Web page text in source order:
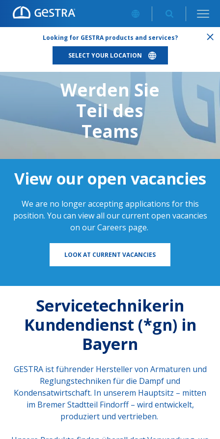
Looking for GESTRA products and services?
SELECT YOUR LOCATION
/ SERVICETECHNIKERIN KUNDENDIENST (*GN) IN
Werden Sie
Teil des
Teams
View our open vacancies
We are no longer accepting applications for this
position. You can view all our current open vacancies
on ourCareers page.
LOOK AT CURRENT VACANCIES
Servicetechnikerin
Kundendienst (*gn) in
Bayern
GESTRA ist führender Hersteller von Armaturen und
Reglungstechniken für die Dampf und
Kondensatwirtschaft. In unserem Hauptsitz – mitten
im Bremer Stadtteil Findorff – wird entwickelt,
produziert und vertrieben.